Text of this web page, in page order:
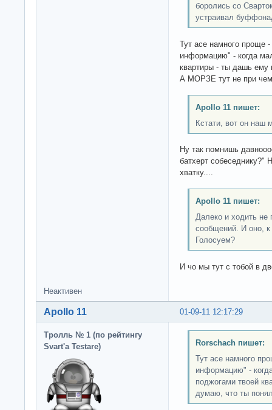
боролись со
устраивал
Тут асе намного проще
информацию" - когда
квартиры - ты дашь
А МОРЗЕ тут не при
Apollo 11 пишет:
Кстати, вот он наш
Ну так помнишь
батхерт
хватку....
Apollo 11 пишет:
Далеко и ходить
сообщений. И оно,
Голосуем?
И чо мы тут с тобой в
Неактивен
01-09-11 12:17:29
Apollo 11
Тролль № 1 (по рейтингу
Svart'а Testare)
Rorschach пишет:
Тут асе намного
информацию" -
поджогами твоей
думаю, что ты